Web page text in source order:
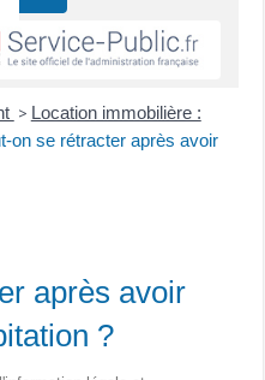
> Location immobilière :
on se rétracter après avoir
après avoir
?